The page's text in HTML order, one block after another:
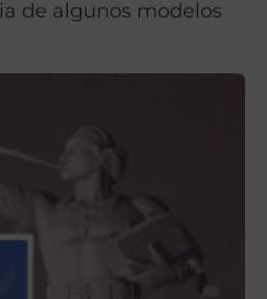
de algunos modelos